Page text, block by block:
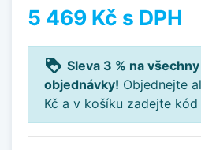
5 469 Kč s DPH
loyalty Sleva 3 % na
objednávky! Objednejte
Kč a v košíku zadejte kód